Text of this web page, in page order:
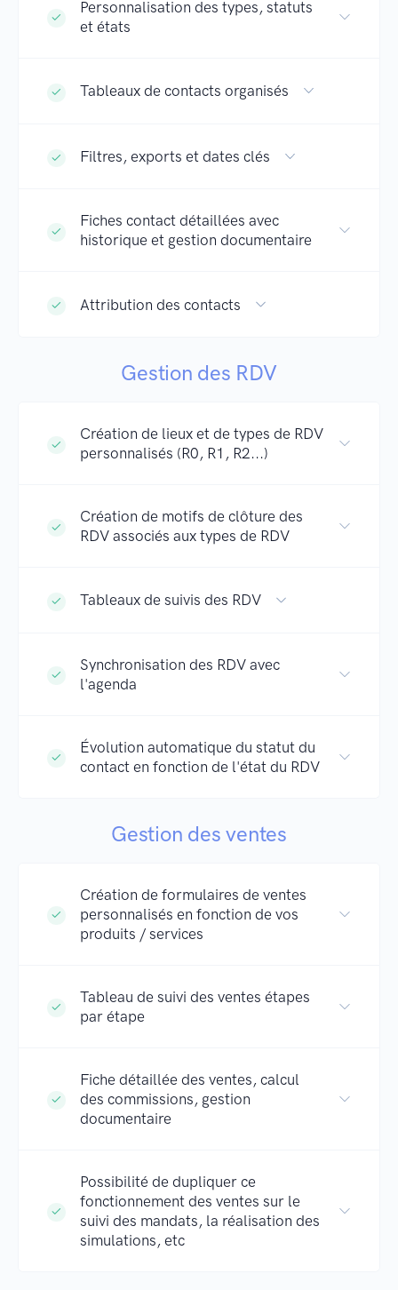
Personnalisation des types, statuts
et états
Tableaux de contacts organisés
Filtres, exports et dates clés
Fiches contact détaillées avec
historique et gestion documentaire
Attribution des contacts
Gestion des RDV
Création de lieux et de types de RDV
personnalisés (R0, R1, R2...)
Création de motifs de clôture des
RDV associés aux types de RDV
Tableaux de suivis des RDV
Synchronisation des RDV avec
l'agenda
Évolution automatique du statut du
contact en fonction de l'état du RDV
Gestion des ventes
Création de formulaires de ventes
personnalisés en fonction de vos
produits / services
Tableau de suivi des ventes étapes
par étape
Fiche détaillée des ventes, calcul
des commissions, gestion
documentaire
Possibilité de dupliquer ce
fonctionnement des ventes sur le
suivi des mandats, la réalisation des
simulations, etc